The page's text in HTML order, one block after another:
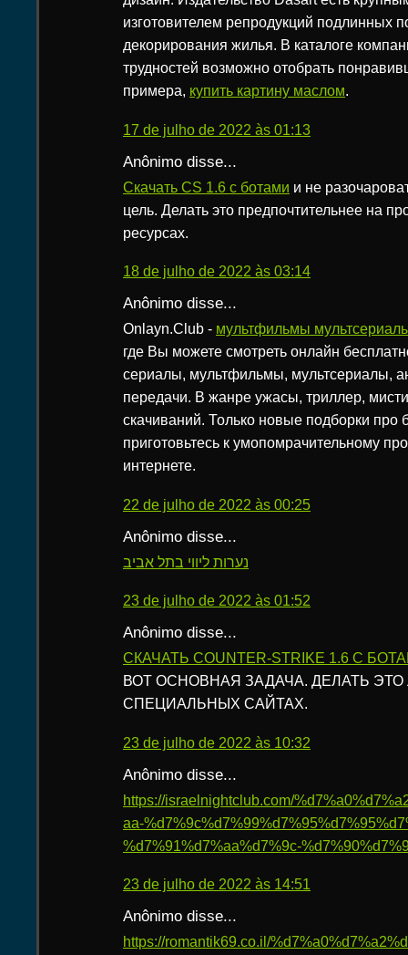
изготовителем репродукций подлинных
декорирования жилья. В каталоге
трудностей возможно отобрать
примера, купить картину маслом.
17 de julho de 2022 às 01:13
Anônimo disse...
Скачать CS 1.6 c ботами и не
цель. Делать это предпочтительнее на
ресурсах.
18 de julho de 2022 às 03:14
Anônimo disse...
Onlayn.Club - мультфильмы
где Вы можете смотреть онлайн
сериалы, мультфильмы, мультсериалы,
передачи. В жанре ужасы, триллер,
скачиваний. Только новые подборки про
приготовьтесь к умопомрачительному
интернете.
22 de julho de 2022 às 00:25
Anônimo disse...
נערות ליווי בתל אביב
23 de julho de 2022 às 01:52
Anônimo disse...
СКАЧАТЬ COUNTER-STRIKE 1.6 C
ВОТ ОСНОВНАЯ ЗАДАЧА. ДЕЛАТЬ
СПЕЦИАЛЬНЫХ САЙТАХ.
23 de julho de 2022 às 10:32
Anônimo disse...
https://israelnightclub.com/
aa-
%d7%91%d7%aa%d7%9c-
23 de julho de 2022 às 14:51
Anônimo disse...
https://romantik69.co.il/